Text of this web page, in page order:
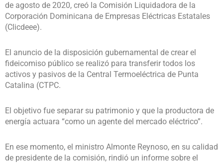
de agosto de 2020, creó la Comisión Liquidadora de la
Corporación Dominicana de Empresas Eléctricas Estatales
(Clicdeee).
El anuncio de la disposición gubernamental de crear el
fideicomiso público se realizó para transferir todos los
activos y pasivos de la Central Termoeléctrica de Punta
Catalina (CTPC.
El objetivo fue separar su patrimonio y que la productora de
energía actuara “como un agente del mercado eléctrico”.
En ese momento, el ministro Almonte Reynoso, en su calidad
de presidente de la comisión, rindió un informe sobre el